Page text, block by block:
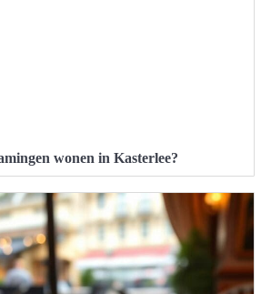
wonen in Kasterlee?